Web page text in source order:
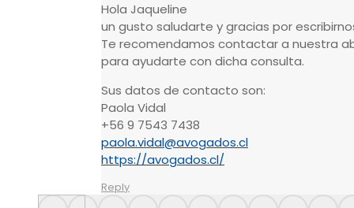
Hola Jaqueline
un gusto saludarte y gracias por
Te recomendamos contactar a nuestra
para ayudarte con dicha consulta.
Sus datos de contacto son:
Paola Vidal
+56 9 7543 7438
paola.vidal@avogados.cl
https://avogados.cl/
Reply